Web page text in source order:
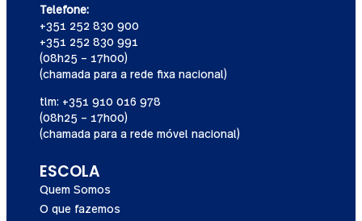
Telefone:
+351 252 830 900
+351 252 830 991
(08h25 – 17h00)
(chamada para a rede fixa nacional)
tlm: +351 910 016 978
(08h25 – 17h00)
(chamada para a rede móvel nacional)
ESCOLA
Quem Somos
O que fazemos